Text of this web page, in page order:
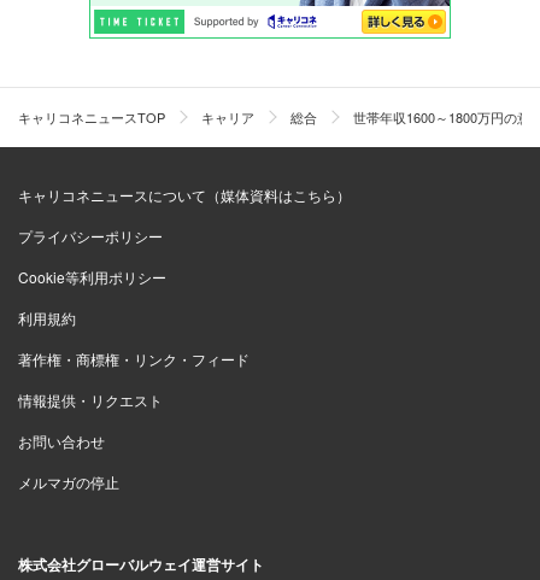
キャリコネニュースTOP キャリア 総合 世帯年収1600～1800万円の意
キャリコネニュースについて（媒体資料はこちら）
プライバシーポリシー
Cookie等利用ポリシー
利用規約
著作権・商標権・リンク・フィード
情報提供・リクエスト
お問い合わせ
メルマガの停止
株式会社グローバルウェイ運営サイト